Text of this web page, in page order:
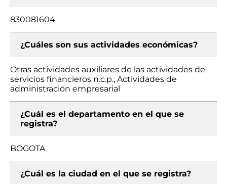
830081604
¿Cuáles son sus actividades económicas?
Otras actividades auxiliares de las actividades de
servicios financieros n.c.p., Actividades de
administración empresarial
¿Cuál es el departamento en el que se
registra?
BOGOTA
¿Cuál es la ciudad en el que se registra?